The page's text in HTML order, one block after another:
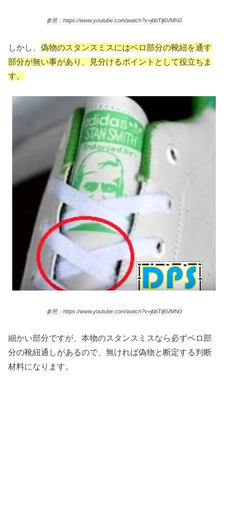
参照：https://www.youtube.com/watch?v=jbbTlj6VMN0
しかし、偽物のスタンスミスにはベロ部分の靴紐を通す
部分が無い事があり、見分けるポイントとして役立ちま
す。
参照：https://www.youtube.com/watch?v=jbbTlj6VMN0
細かい部分ですが、本物のスタンスミスなら必ずベロ部
分の靴紐通しがあるので、無ければ偽物と断定する判断
材料になります。